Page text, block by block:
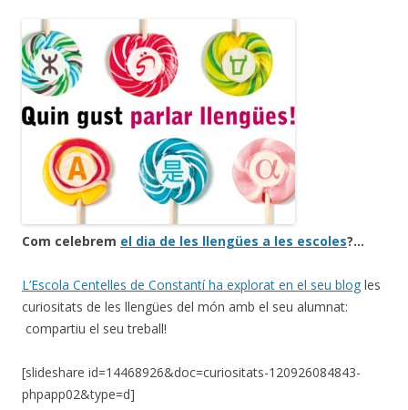
Com celebrem el dia de les llengües a les escoles?…
L’Escola Centelles de Constantí ha explorat en el seu blog les
curiositats de les llengües del món amb el seu alumnat:
compartiu el seu treball!
[slideshare id=14468926&doc=curiositats-120926084843-
phpapp02&type=d]